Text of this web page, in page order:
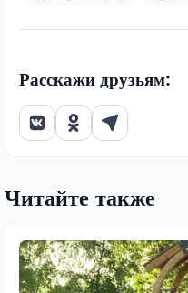
Расскажи друзьям:
Читайте также